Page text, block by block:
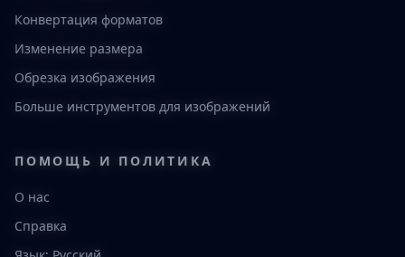
Конвертация форматов
Изменение размера
Обрезка изображения
Больше инструментов для изображений
ПОМОЩЬ И ПОЛИТИКА
О нас
Справка